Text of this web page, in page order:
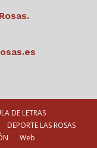
DE LETRAS
DEPORTE LAS ROSAS
Web